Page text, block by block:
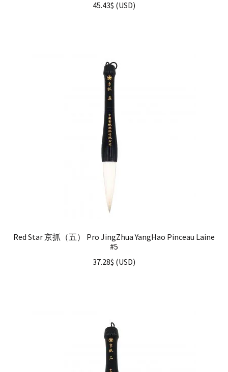
45.43$ (USD)
Red Star 京抓（五） Pro JingZhua YangHao Pinceau Laine
#5
37.28$ (USD)